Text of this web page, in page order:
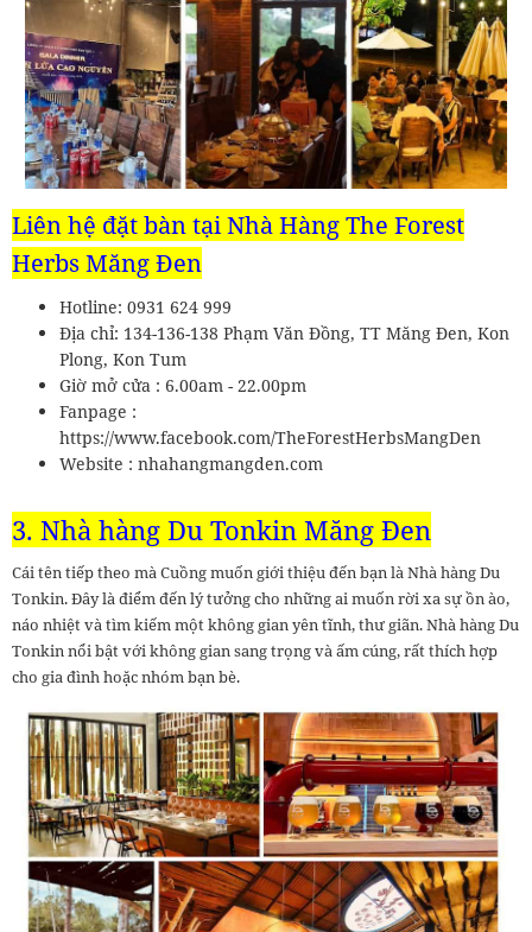
Liên hệ đặt bàn tại Nhà Hàng The Forest
Herbs Măng Đen
Hotline: 0931 624 999
Địa chỉ: 134-136-138 Phạm Văn Đồng, TT Măng Đen, Kon
Plong, Kon Tum
Giờ mở cửa : 6.00am - 22.00pm
Fanpage :
https://www.facebook.com/TheForestHerbsMangDen
Website : nhahangmangden.com
3. Nhà hàng Du Tonkin Măng Đen
Cái tên tiếp theo mà Cuồng muốn giới thiệu đến bạn là Nhà hàng Du
Tonkin. Đây là điểm đến lý tưởng cho những ai muốn rời xa sự ồn ào,
náo nhiệt và tìm kiếm một không gian yên tĩnh, thư giãn. Nhà hàng Du
Tonkin nổi bật với không gian sang trọng và ấm cúng, rất thích hợp
cho gia đình hoặc nhóm bạn bè.